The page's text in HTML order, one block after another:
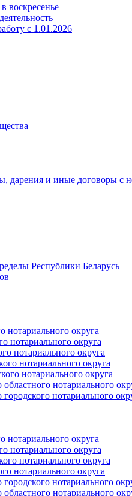
воскресенье
с 1.01.2026
дарения и иные договоры с
Республики Беларусь
нотариального округа
нотариального округа
нотариального округа
нотариального округа
нотариального округа
нотариального
нотариального
нотариального округа
нотариального округа
нотариального округа
нотариального округа
нотариального
нотариального